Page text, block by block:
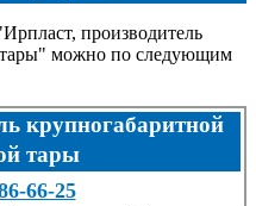
производитель
тары" можно по следующим
крупногабаритной
тары
66-25